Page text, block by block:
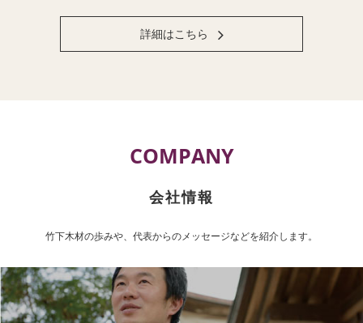
詳細はこちら
COMPANY
会社情報
竹下木材の歩みや、代表からのメッセージなどを紹介します。